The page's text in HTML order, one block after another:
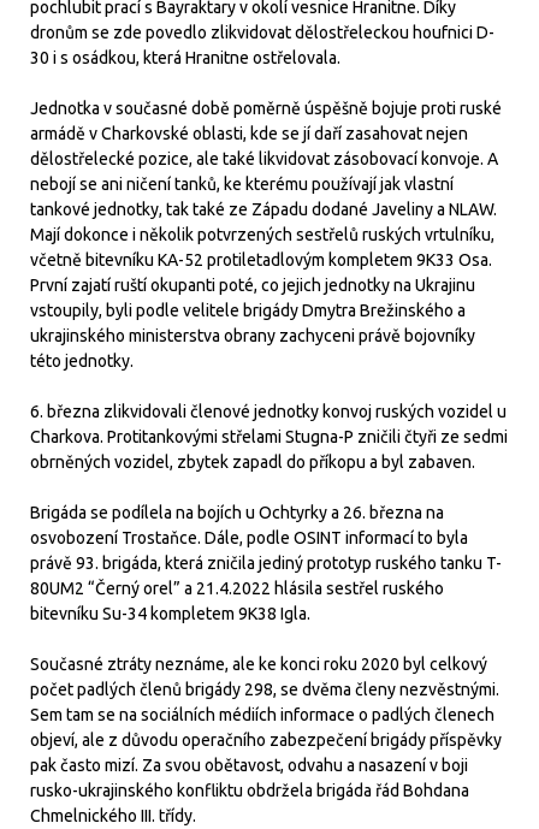
pochlubit prací s Bayraktary v okolí vesnice Hranitne. Díky
dronům se zde povedlo zlikvidovat dělostřeleckou houfnici D-
30 i s osádkou, která Hranitne ostřelovala.
Jednotka v současné době poměrně úspěšně bojuje proti ruské
armádě v Charkovské oblasti, kde se jí daří zasahovat nejen
dělostřelecké pozice, ale také likvidovat zásobovací konvoje. A
nebojí se ani ničení tanků, ke kterému používají jak vlastní
tankové jednotky, tak také ze Západu dodané Javeliny a NLAW.
Mají dokonce i několik potvrzených sestřelů ruských vrtulníku,
včetně bitevníku KA-52 protiletadlovým kompletem 9K33 Osa.
První zajatí ruští okupanti poté, co jejich jednotky na Ukrajinu
vstoupily, byli podle velitele brigády Dmytra Brežinského a
ukrajinského ministerstva obrany zachyceni právě bojovníky
této jednotky.
6. března zlikvidovali členové jednotky konvoj ruských vozidel u
Charkova. Protitankovými střelami Stugna-P zničili čtyři ze sedmi
obrněných vozidel, zbytek zapadl do příkopu a byl zabaven.
Brigáda se podílela na bojích u Ochtyrky a 26. března na
osvobození Trostaňce. Dále, podle OSINT informací to byla
právě 93. brigáda, která zničila jediný prototyp ruského tanku T-
80UM2 “Černý orel” a 21.4.2022 hlásila sestřel ruského
bitevníku Su-34 kompletem 9K38 Igla.
Současné ztráty neznáme, ale ke konci roku 2020 byl celkový
počet padlých členů brigády 298, se dvěma členy nezvěstnými.
Sem tam se na sociálních médiích informace o padlých členech
objeví, ale z důvodu operačního zabezpečení brigády příspěvky
pak často mizí. Za svou obětavost, odvahu a nasazení v boji
rusko-ukrajinského konfliktu obdržela brigáda řád Bohdana
Chmelnického III. třídy.